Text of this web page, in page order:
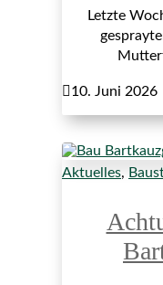
Letzte
10. Juni 2026
Aktuelles,